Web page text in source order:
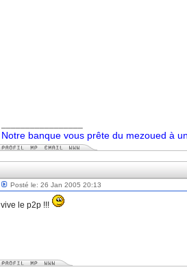
Notre banque vous prête du mezoued à
Posté le: 26 Jan 2005 20:13
vive le p2p !!!